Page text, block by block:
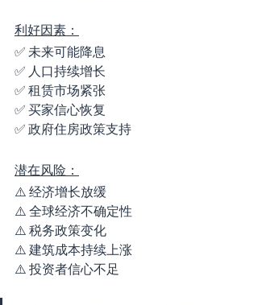
利好因素：
✅ 未来可能降息
✅ 人口持续增长
✅ 租赁市场紧张
✅ 买家信心恢复
✅ 政府住房政策支持
潜在风险：
⚠️ 经济增长放缓
⚠️ 全球经济不确定性
⚠️ 税务政策变化
⚠️ 建筑成本持续上涨
⚠️ 投资者信心不足